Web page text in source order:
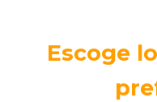
Escoge